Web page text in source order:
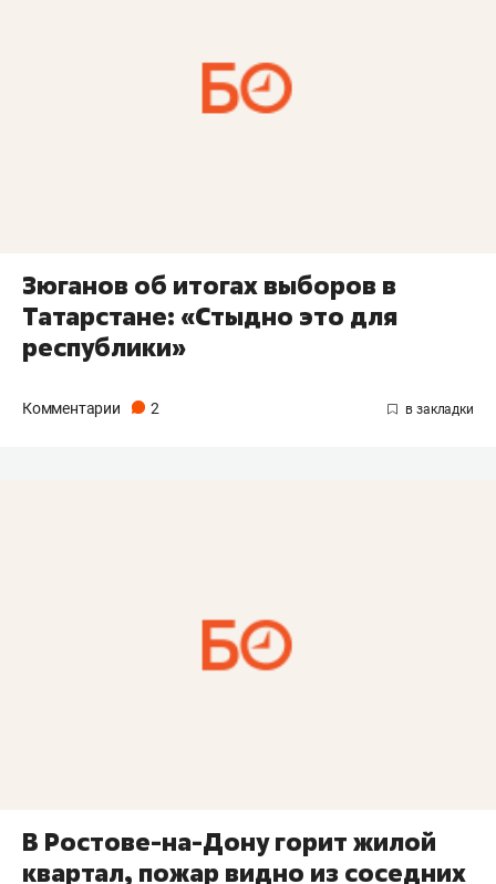
Зюганов об итогах выборов в
Татарстане: «Стыдно это для
республики»
Комментарии 2
В Ростове-на-Дону горит жилой
квартал, пожар видно из соседних